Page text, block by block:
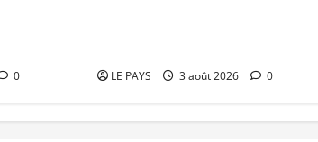
0 LE PAYS 3 août 2026 0